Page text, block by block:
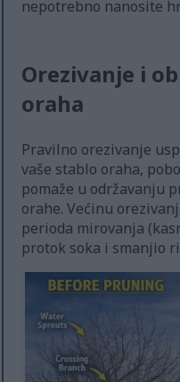
nepotrebno nanosite
Orezivanje i
oraha
Pravilno orezivanje
vaše stablo oraha,
pomaže u održavanju
orahe. Većinu
perioda mirovanja
protok soka i smanjio